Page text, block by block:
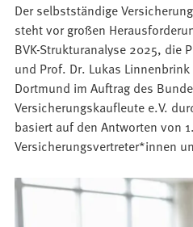
Der selbstständige
steht vor großen
BVK-Strukturanalyse 2025, die
und Prof. Dr. Lukas
Dortmund im Auftrag des
Versicherungskaufleute e.V.
basiert auf den Antworten von
Versicherungsvertreter*innen